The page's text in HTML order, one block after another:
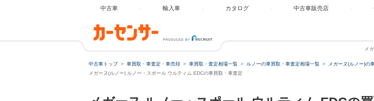
中古車 輸入車 カタログ 中古車販売店
メ
中古車トップ 車買取・車査定・車売却 車買取・査定相場一覧 ルノーの車買取・車査定相場一覧
メガーヌ(ルノー)の
メガーヌ(ルノー) ルノー・スポール ウルティム EDCの車買取・車査定